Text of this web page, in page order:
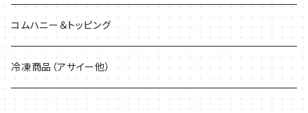
40g
200g
コムハニー＆トッピング
冷凍商品（アサイー他）